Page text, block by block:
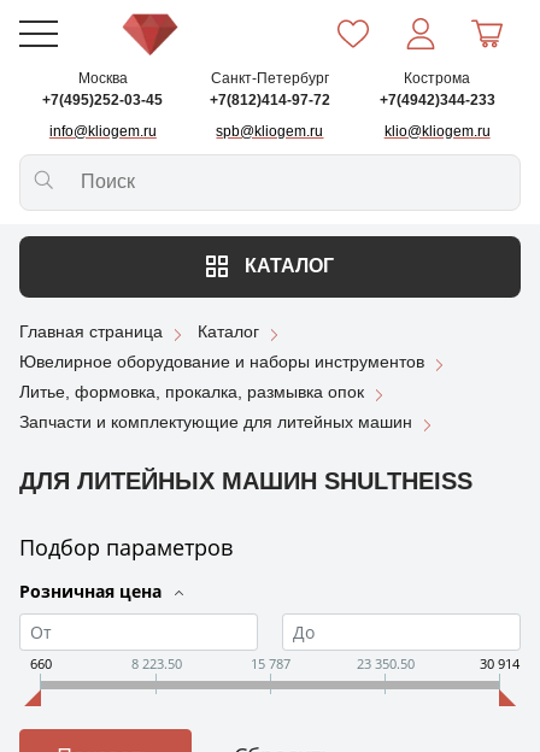
Москва
+7(495)252-03-45
info@kliogem.ru
Санкт-Петербург
+7(812)414-97-72
spb@kliogem.ru
Кострома
+7(4942)344-233
klio@kliogem.ru
КАТАЛОГ
Главная страница
Каталог
Ювелирное оборудование и наборы инструментов
Литье, формовка, прокалка, размывка опок
Запчасти и комплектующие для литейных машин
ДЛЯ ЛИТЕЙНЫХ МАШИН SHULTHEISS
Подбор параметров
Розничная цена
660 8 223.50 15 787 23 350.50 30 914